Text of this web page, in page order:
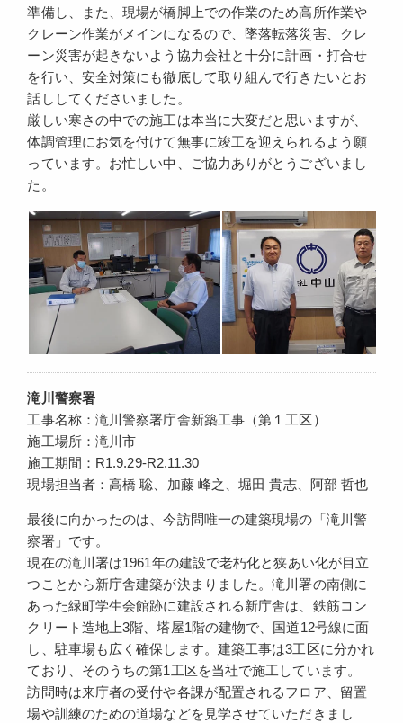
準備し、また、現場が橋脚上での作業のため高所作業や
クレーン作業がメインになるので、墜落転落災害、クレ
ーン災害が起きないよう協力会社と十分に計画・打合せ
を行い、安全対策にも徹底して取り組んで行きたいとお
話ししてくださいました。
厳しい寒さの中での施工は本当に大変だと思いますが、
体調管理にお気を付けて無事に竣工を迎えられるよう願
っています。お忙しい中、ご協力ありがとうございまし
た。
滝川警察署
工事名称：滝川警察署庁舎新築工事（第１工区）
施工場所：滝川市
施工期間：R1.9.29-R2.11.30
現場担当者：高橋 聡、加藤 峰之、堀田 貴志、阿部 哲也
最後に向かったのは、今訪問唯一の建築現場の「滝川警
察署」です。
現在の滝川署は1961年の建設で老朽化と狭あい化が目立
つことから新庁舎建築が決まりました。滝川署の南側に
あった緑町学生会館跡に建設される新庁舎は、鉄筋コン
クリート造地上3階、塔屋1階の建物で、国道12号線に面
し、駐車場も広く確保します。建築工事は3工区に分かれ
ており、そのうちの第1工区を当社で施工しています。
訪問時は来庁者の受付や各課が配置されるフロア、留置
場や訓練のための道場などを見学させていただきまし